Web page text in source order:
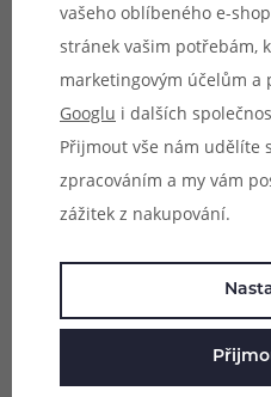
Praktické doplňování
Friobar Nano V2
vašeho oblíbeného e-
stránek vašim potřebám,
marketingovým účelům a
Googlu i dalších
Přijmout vše nám udělíte
zpracováním a my vám
zážitek z nakupování.